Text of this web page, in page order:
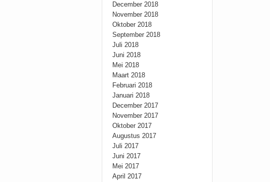
December 2018
November 2018
Oktober 2018
September 2018
Juli 2018
Juni 2018
Mei 2018
Maart 2018
Februari 2018
Januari 2018
December 2017
November 2017
Oktober 2017
Augustus 2017
Juli 2017
Juni 2017
Mei 2017
April 2017